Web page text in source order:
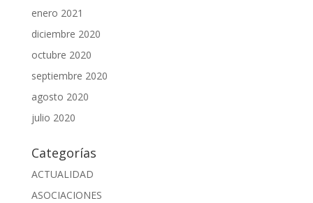
enero 2021
diciembre 2020
octubre 2020
septiembre 2020
agosto 2020
julio 2020
Categorías
ACTUALIDAD
ASOCIACIONES